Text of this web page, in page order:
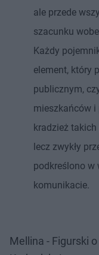
ale przede
szacunku
Każdy
element, który
publicznym,
mieszkańców i
kradzież takich
lecz zwykły
podkreślono w
komunikacie.
Mellina - Figurski